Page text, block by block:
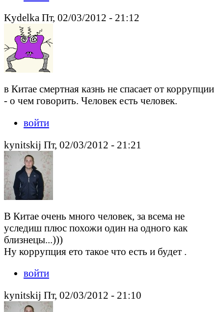
Kydelka Пт, 02/03/2012 - 21:12
в Китае смертная казнь не спасает от коррупции
- о чем говорить. Человек есть человек.
войти
kynitskij Пт, 02/03/2012 - 21:21
В Китае очень много человек, за всема не
уследиш плюс похожи один на одного как
близнецы...)))
Ну коррупция ето такое что есть и будет .
войти
kynitskij Пт, 02/03/2012 - 21:10